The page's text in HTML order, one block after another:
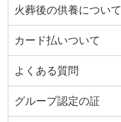
火葬後の供養について
カード払いついて
よくある質問
グループ認定の証